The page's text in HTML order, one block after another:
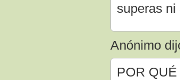
superas ni
Anónimo
POR